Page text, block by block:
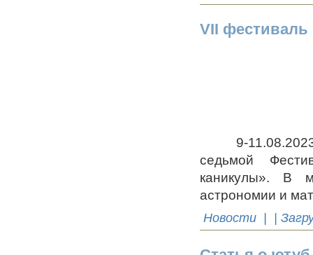
VII фестиваль
9-11.08.2023
седьмой
каникулы». В
астрономии и
Новости | |